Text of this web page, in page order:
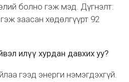
болно гэж мэд. Дүгнэлт:
заасан хөдөлгүүрт 92
илүү хурдан давхих уу?
гээд энерги нэмэгдэхгүй.